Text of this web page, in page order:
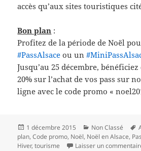
accès qu’aux sites touristiques
Bon plan :
Profitez de la période de Noël
‪#‎PassAlsace‬ ou un#
Jusqu’au 25 décembre,
20% sur l’achat de vos pass sur
ligne avec le code promo «
Publié
le
1 décembre 2015 Catégories
Non Classé
plan,Code promo, Noël, Noël en Alsace,
Hiver,tourisme Laisser un